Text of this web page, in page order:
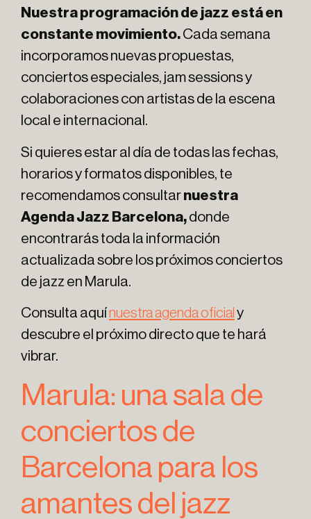
Nuestra programación de jazz está en
constante movimiento.Cada semana
incorporamos nuevas propuestas,
conciertos especiales, jam sessions y
colaboraciones con artistas de la escena
local e internacional.
Si quieres estar al día de todas las fechas,
horarios y formatos disponibles, te
recomendamos consultarnuestra
Agenda Jazz Barcelona,donde
encontrarás toda la información
actualizada sobre los próximos conciertos
de jazz en Marula.
Consulta aquínuestra agenda oficial y
descubre el próximo directo que te hará
vibrar.
Marula: una sala de
conciertos de
Barcelona para los
amantes del jazz